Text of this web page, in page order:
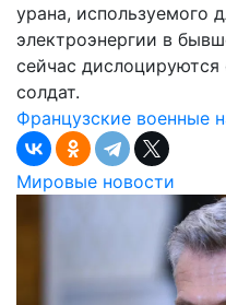
урана, используемого
электроэнергии в
сейчас
солдат.
Французские военные
Мировые новости